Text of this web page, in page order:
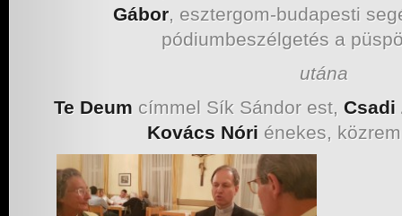
Gábor, esztergom-budapesti
pódiumbeszélgetés a
utána
Te Deum címmel Sík Sándor est, Csadi
Kovács Nóri énekes,